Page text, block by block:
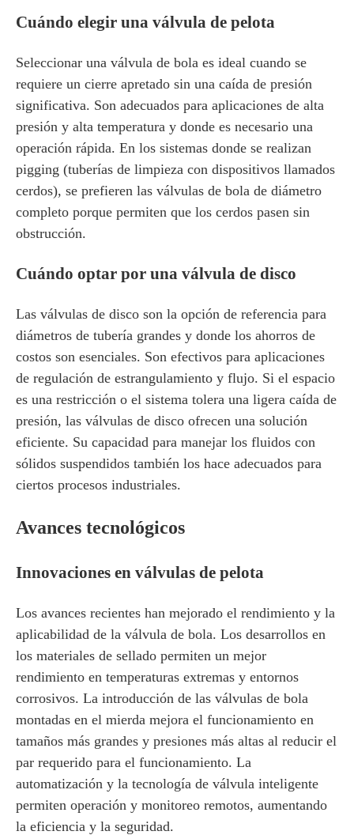
Cuándo elegir una válvula de pelota
Seleccionar una válvula de bola es ideal cuando se
requiere un cierre apretado sin una caída de presión
significativa. Son adecuados para aplicaciones de alta
presión y alta temperatura y donde es necesario una
operación rápida. En los sistemas donde se realizan
pigging (tuberías de limpieza con dispositivos llamados
cerdos), se prefieren las válvulas de bola de diámetro
completo porque permiten que los cerdos pasen sin
obstrucción.
Cuándo optar por una válvula de disco
Las válvulas de disco son la opción de referencia para
diámetros de tubería grandes y donde los ahorros de
costos son esenciales. Son efectivos para aplicaciones
de regulación de estrangulamiento y flujo. Si el espacio
es una restricción o el sistema tolera una ligera caída de
presión, las válvulas de disco ofrecen una solución
eficiente. Su capacidad para manejar los fluidos con
sólidos suspendidos también los hace adecuados para
ciertos procesos industriales.
Avances tecnológicos
Innovaciones en válvulas de pelota
Los avances recientes han mejorado el rendimiento y la
aplicabilidad de la válvula de bola. Los desarrollos en
los materiales de sellado permiten un mejor
rendimiento en temperaturas extremas y entornos
corrosivos. La introducción de las válvulas de bola
montadas en el mierda mejora el funcionamiento en
tamaños más grandes y presiones más altas al reducir el
par requerido para el funcionamiento. La
automatización y la tecnología de válvula inteligente
permiten operación y monitoreo remotos, aumentando
la eficiencia y la seguridad.